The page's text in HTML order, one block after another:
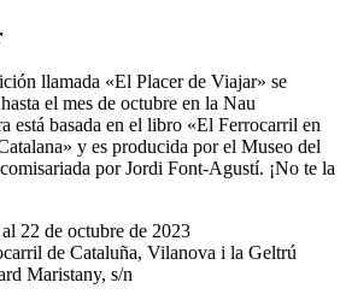
llamada «El Placer de Viajar» se
el mes de octubre en la Nau
está basada en el libro «El Ferrocarril en
y es producida por el Museo del
por Jordi Font-Agustí. ¡No te la
22 de octubre de 2023
de Cataluña, Vilanova i la Geltrú
Maristany, s/n